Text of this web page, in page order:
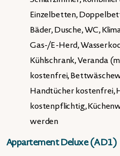
Einzelbetten,
Bäder, Dusche, WC,
Gas-/E-Herd,
Kühlschrank, Veranda
kostenfrei,
Handtücher kostenfrei,
kostenpflichtig,
werden
Appartement Deluxe (AD1)